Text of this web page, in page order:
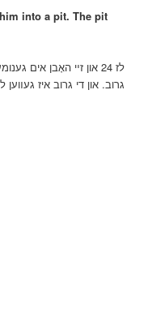
into a pit. The pit
לז 24 און זײ האָבן אים
גרוב. און די גרוב איז